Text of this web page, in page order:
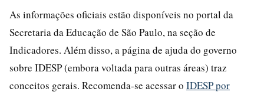
As informações oficiais estão disponíveis no portal da
Secretaria da Educação de São Paulo, na seção de
Indicadores. Além disso, a página de ajuda do governo
sobre IDESP (embora voltada para outras áreas) traz
conceitos gerais. Recomenda-se acessar o IDESP por